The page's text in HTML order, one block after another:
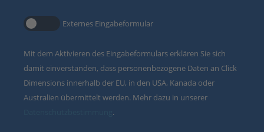
Externes Eingabeformular
Mit dem Aktivieren des Eingabeformulars erklären Sie sich
damit einverstanden, dass personenbezogene Daten an Click
Dimensions innerhalb der EU, in den USA, Kanada oder
Australien übermittelt werden. Mehr dazu in unserer
.